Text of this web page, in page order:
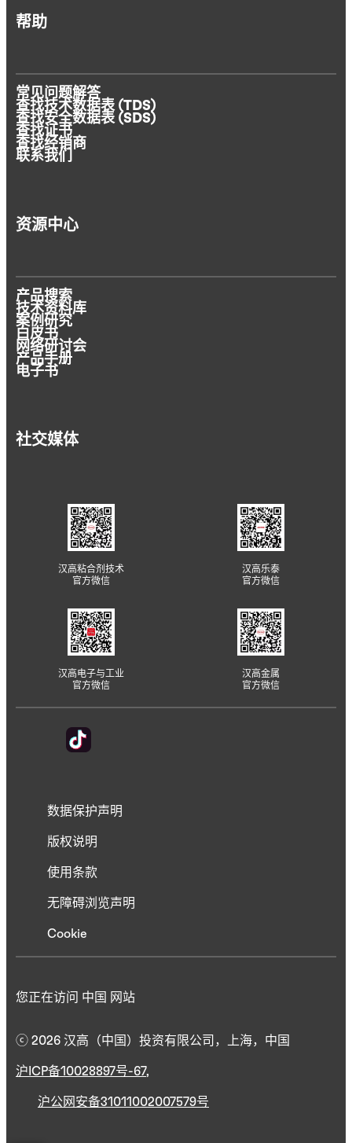
帮助
常见问题解答
查找技术数据表 (TDS)
查找安全数据表 (SDS)
查找证书
查找经销商
联系我们
资源中心
产品搜索
技术资料库
案例研究
白皮书
网络研讨会
产品手册
电子书
社交媒体
汉高粘合剂技术
官方微信
汉高乐泰
官方微信
汉高电子与工业
官方微信
汉高金属
官方微信
数据保护声明
版权说明
使用条款
无障碍浏览声明
Cookie
ⓒ 2026 汉高（中国）投资有限公司，上海，中国
沪ICP备10028897号-67,
沪公网安备31011002007579号
您正在访问 中国 网站